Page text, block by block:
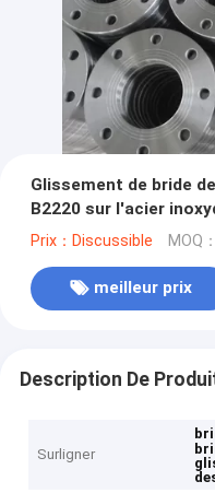
Glissement de bride
B2220 sur l'acier
aveugle
Prix：Discussible MOQ
meilleur prix
Description De
Surligner